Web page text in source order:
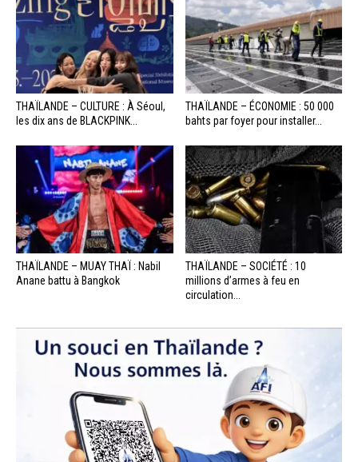
THAÏLANDE – CULTURE : À Séoul,
les dix ans de BLACKPINK...
THAÏLANDE – ÉCONOMIE : 50 000
bahts par foyer pour installer...
THAÏLANDE – MUAY THAÏ : Nabil
Anane battu à Bangkok
THAÏLANDE – SOCIÉTÉ : 10
millions d’armes à feu en
circulation...